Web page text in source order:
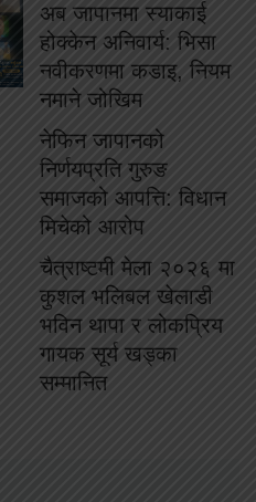
अब जापानमा स्याकाई
होक्केन अनिवार्य: भिसा
नवीकरणमा कडाइ, नियम
नमाने जोखिम
नेफिन जापानको
निर्णयप्रति गुरुङ
समाजको आपत्ति: विधान
मिचेको आरोप
चैत्राष्टमी मेला २०२६ मा
कुशल भलिबल खेलाडी
भविन थापा र लोकप्रिय
गायक सूर्य खड्का
सम्मानित